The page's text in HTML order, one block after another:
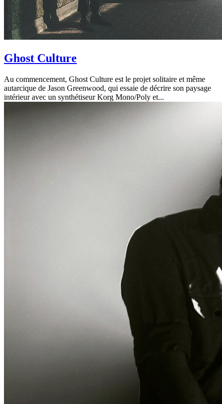
Ghost Culture
Au commencement, Ghost Culture est le projet solitaire et même
autarcique de Jason Greenwood, qui essaie de décrire son paysage
intérieur avec un synthétiseur Korg Mono/Poly et...